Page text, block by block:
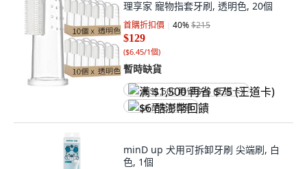
理享家 寵物指套牙刷, 透明色, 20個
首購折扣價 40%$215
$129
($6.45/1個)
暫時缺貨
满 $1,500 再省 $75 (王道卡)
$6 酷澎幣回饋
minD up 犬用可拆卸牙刷 尖端刷, 白
色, 1個